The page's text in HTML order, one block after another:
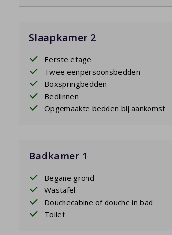
Slaapkamer 2
Eerste etage
Twee eenpersoonsbedden
Boxspringbedden
Bedlinnen
Opgemaakte bedden bij aankomst
Badkamer 1
Begane grond
Wastafel
Douchecabine of douche in bad
Toilet